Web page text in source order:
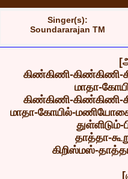
Singer(s):
Soundararajan TM
கிண்கிணி-கிண்கிணி-
மாதா-
கிண்கிணி-கிண்கிணி-
மாதா-கோயில்-
தாத்தா-
கிறிஸ்மஸ்-